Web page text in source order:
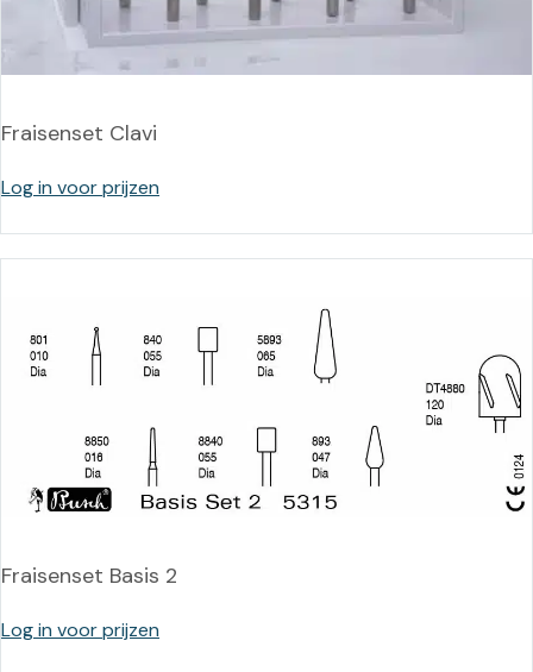
Fraisenset Clavi
Log in voor prijzen
Fraisenset Basis 2
Log in voor prijzen